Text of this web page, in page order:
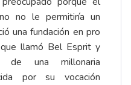
no le permitiría un
una fundación en pro
llamó Bel Esprit y
de una millonaria
por su vocación